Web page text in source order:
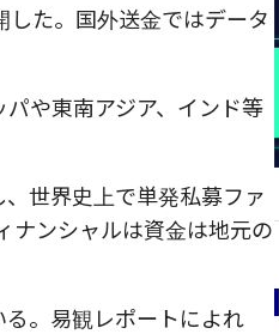
た。国外送金ではデータ
や東南アジア、インド等
世界史上で単発私募ファ
ナンシャルは資金は地元の
。易観レポートによれ